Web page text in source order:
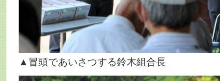
▲冒頭であいさつする鈴木組合長